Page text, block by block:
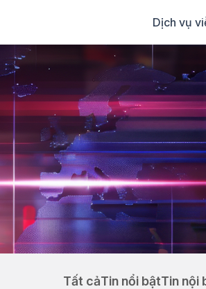
Dịch vụ
Tất cảTin nổi bậtTin nội